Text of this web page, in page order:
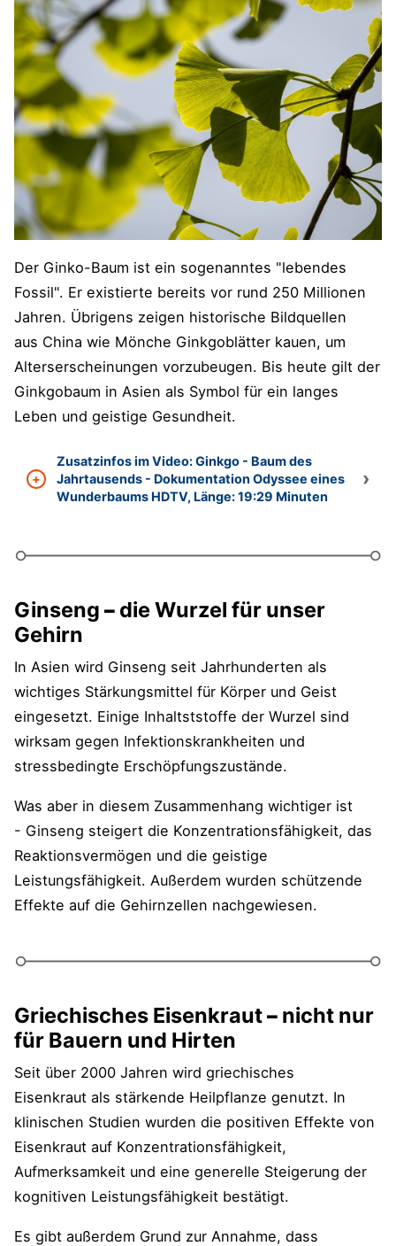
Der Ginko-Baum ist ein sogenanntes "lebendes
Fossil". Er existierte bereits vor rund 250 Millionen
Jahren. Übrigens zeigen historische Bildquellen
aus China wie Mönche Ginkgoblätter kauen, um
Alterserscheinungen vorzubeugen. Bis heute gilt der
Ginkgobaum in Asien als Symbol für ein langes
Leben und geistige Gesundheit.
Zusatzinfos im Video: Ginkgo - Baum des
Jahrtausends - Dokumentation Odyssee eines
Wunderbaums HDTV, Länge: 19:29 Minuten
Ginseng – die Wurzel für unser
Gehirn
In Asien wird Ginseng seit Jahrhunderten als
wichtiges Stärkungsmittel für Körper und Geist
eingesetzt. Einige Inhaltststoffe der Wurzel sind
wirksam gegen Infektionskrankheiten und
stressbedingte Erschöpfungszustände.
Was aber in diesem Zusammenhang wichtiger ist
- Ginseng steigert die Konzentrationsfähigkeit, das
Reaktionsvermögen und die geistige
Leistungsfähigkeit. Außerdem wurden schützende
Effekte auf die Gehirnzellen nachgewiesen.
Griechisches Eisenkraut– nicht nur
für Bauern und Hirten
Seit über 2000 Jahren wird griechisches
Eisenkraut als stärkende Heilpflanze genutzt. In
klinischen Studien wurden die positiven Effekte von
Eisenkraut auf Konzentrationsfähigkeit,
Aufmerksamkeit und eine generelle Steigerung der
kognitiven Leistungsfähigkeit bestätigt.
Es gibt außerdem Grund zur Annahme, dass